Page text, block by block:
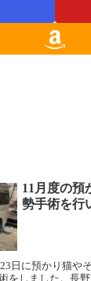
11月度の預
勢手術を行
日に預かり猫や
をしました。長